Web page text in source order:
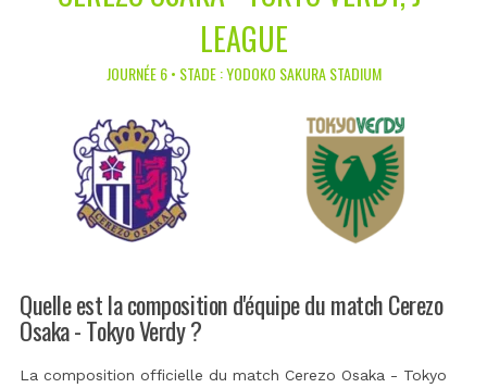
LEAGUE
JOURNÉE 6 • STADE : YODOKO SAKURA STADIUM
Quelle est la composition d'équipe du match Cerezo
Osaka - Tokyo Verdy ?
La composition officielle du match Cerezo Osaka - Tokyo